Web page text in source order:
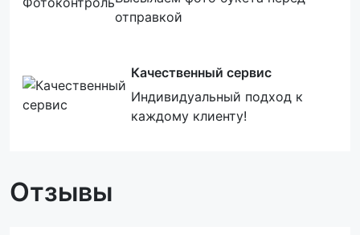
отправкой
Качественный сервис
Индивидуальный подход к
каждому клиенту!
Отзывы